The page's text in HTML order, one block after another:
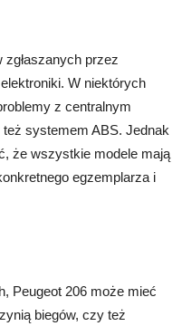
przez
W niektórych
z centralnym
systemem ABS. Jednak
że wszystkie modele mają
egzemplarza i
Peugeot 206 może mieć
biegów, czy też